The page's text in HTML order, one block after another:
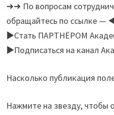
➜➜ По вопросам
обращайтесь по ссылке —
►Стать ПАРТНЁРОМ
►Подписаться на канал
Насколько публикация
Нажмите на звезду, чтобы